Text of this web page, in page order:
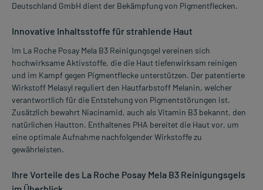
Deutschland GmbH dient der Bekämpfung von Pigmentflecken.
Innovative Inhaltsstoffe für strahlende Haut
Im La Roche Posay Mela B3 Reinigungsgel vereinen sich
hochwirksame Aktivstoffe, die die Haut tiefenwirksam reinigen
und im Kampf gegen Pigmentflecke unterstützen. Der patentierte
Wirkstoff Melasyl reguliert den Hautfarbstoff Melanin, welcher
verantwortlich für die Entstehung von Pigmentstörungen ist.
Zusätzlich bewahrt Niacinamid, auch als Vitamin B3 bekannt, den
natürlichen Hautton. Enthaltenes PHA bereitet die Haut vor, um
eine optimale Aufnahme nachfolgender Wirkstoffe zu
gewährleisten.
Ihre Vorteile des La Roche Posay Mela B3 Reinigungsgels